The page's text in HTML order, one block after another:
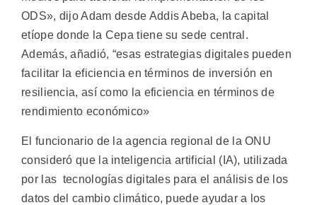
ODS», dijo Adam desde Addis Abeba, la capital
etíope donde la Cepa tiene su sede central.
Además, añadió, “esas estrategias digitales pueden
facilitar la eficiencia en términos de inversión en
resiliencia, así como la eficiencia en términos de
rendimiento económico»
El funcionario de la agencia regional de la ONU
consideró que la inteligencia artificial (IA), utilizada
por las tecnologías digitales para el análisis de los
datos del cambio climático, puede ayudar a los